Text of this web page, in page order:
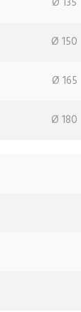
Ø 150
Ø 165
Ø 180